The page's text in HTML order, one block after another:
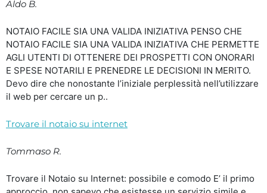
Aldo B.
NOTAIO FACILE SIA UNA VALIDA INIZIATIVA PENSO CHE
NOTAIO FACILE SIA UNA VALIDA INIZIATIVA CHE PERMETTE
AGLI UTENTI DI OTTENERE DEI PROSPETTI CON ONORARI
E SPESE NOTARILI E PRENEDRE LE DECISIONI IN MERITO.
Devo dire che nonostante l’iniziale perplessità nell’utilizzare
il web per cercare un p..
Trovare il notaio su internet
Tommaso R.
Trovare il Notaio su Internet: possibile e comodo E’ il primo